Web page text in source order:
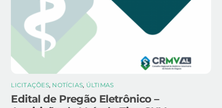
LICITAÇÕES, NOTÍCIAS, ÚLTIMAS
Edital de Pregão Eletrônico –